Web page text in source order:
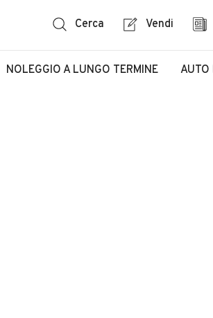
Cerca Vendi
NOLEGGIO A LUNGO TERMINE AUTO